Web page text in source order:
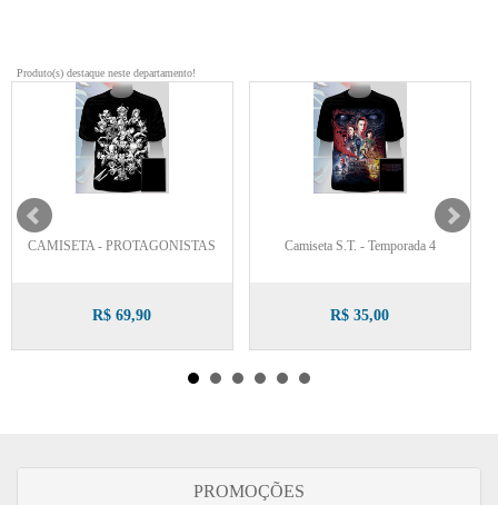
Produto(s) destaque neste departamento!
CAMISETA - PROTAGONISTAS
R$ 69,90
Camiseta S.T. - Temporada 4
R$ 35,00
PROMOÇÕES